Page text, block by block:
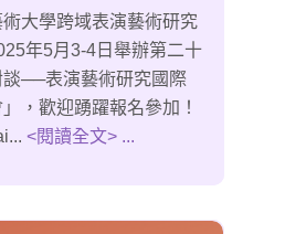
術大學跨域表演藝術研究
年5月3-4日舉辦第二十
談──表演藝術研究國際
，歡迎踴躍報名參加！
<閱讀全文> ...